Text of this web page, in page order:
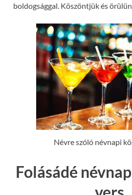
boldogsággal. Köszöntjük és
Névre szóló névnapi
Folásádé